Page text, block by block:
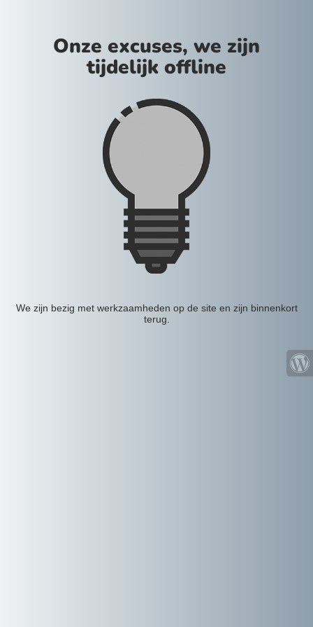
Onze excuses, we zijn
tijdelijk offline
We zijn bezig met werkzaamheden op de site en zijn binnenkort
terug.